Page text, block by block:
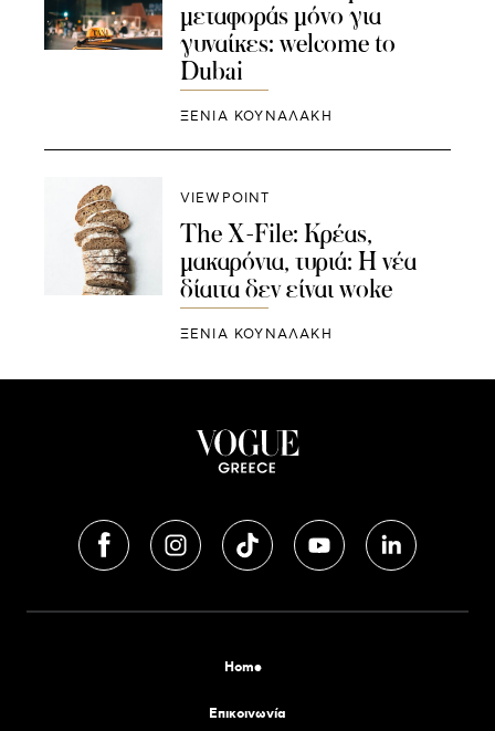
μεταφοράς μόνο για
γυναίκες: welcome to
Dubai
ΞΕΝΙΑ ΚΟΥΝΑΛΑΚΗ
VIEWPOINT
The X-File: Κρέας,
μακαρόνια, τυριά: Η νέα
δίαιτα δεν είναι woke
ΞΕΝΙΑ ΚΟΥΝΑΛΑΚΗ
Home
Επικοινωνία